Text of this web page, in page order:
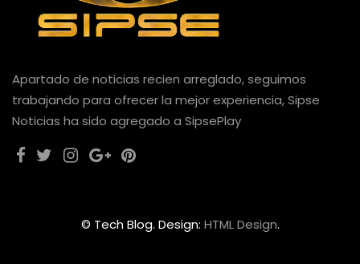
Apartado de noticias recien arreglado, seguimos
trabajando para ofrecer la mejor experiencia, Sipse
Noticias ha sido agregado a SipsePlay
© Tech Blog. Design: HTML Design.